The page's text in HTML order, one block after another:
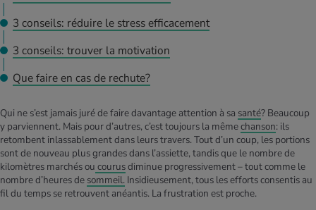
Calculez votre besoin en calories
Douleurs nerveuses
3 conseils: réduire le stress efficacement
3 conseils: trouver la motivation
Que faire en cas de rechute?
Qui ne s’est jamais juré de faire davantage attention à sa santé? Beaucoup
y parviennent. Mais pour d’autres, c’est toujours la mêmechanson: ils
retombent inlassablement dans leurs travers. Tout d’un coup, les portions
sont de nouveau plus grandes dans l’assiette, tandis que le nombre de
kilomètres marchés ou courusdiminue progressivement – tout comme le
nombre d’heures de sommeil. Insidieusement, tous les efforts consentis au
fil du temps se retrouvent anéantis. La frustration est proche.